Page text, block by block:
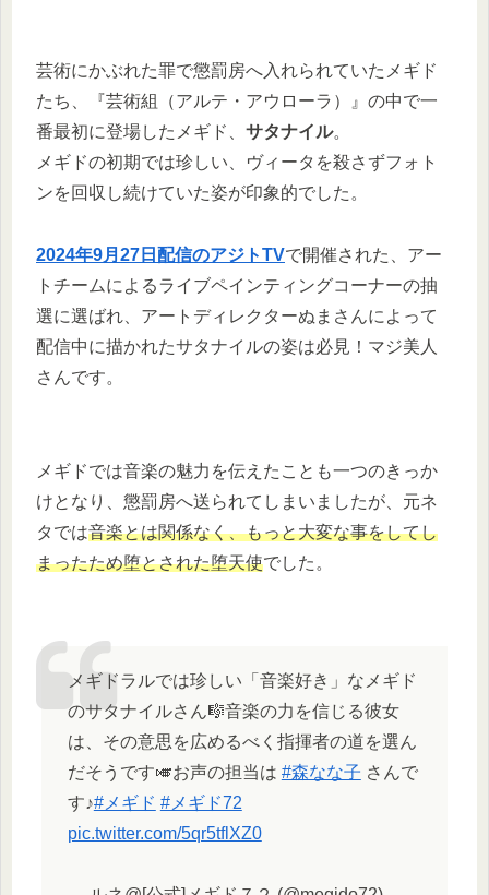
芸術にかぶれた罪で懲罰房へ入れられていたメギド
たち、『芸術組（アルテ・アウローラ）』の中で一
番最初に登場したメギド、 サタナイル。
メギドの初期では珍しい、ヴィータを殺さずフォト
ンを回収し続けていた姿が印象的でした。
2024年9月27日配信のアジトTVで開催された、アー
トチームによるライブペインティングコーナーの抽
選に選ばれ、アートディレクターぬまさんによって
配信中に描かれたサタナイルの姿は必見！マジ美人
さんです。
メギドでは音楽の魅力を伝えたことも一つのきっか
けとなり、懲罰房へ送られてしまいましたが、元ネ
タでは音楽とは関係なく、もっと大変な事をしてし
まったため堕とされた堕天使でした。
メギドラルでは珍しい「音楽好き」なメギド
のサタナイルさん🎼音楽の力を信じる彼女
は、その意思を広めるべく指揮者の道を選ん
だそうです🎺お声の担当は #森なな子 さんで
す♪#メギド #メギド72
pic.twitter.com/5qr5tflXZ0